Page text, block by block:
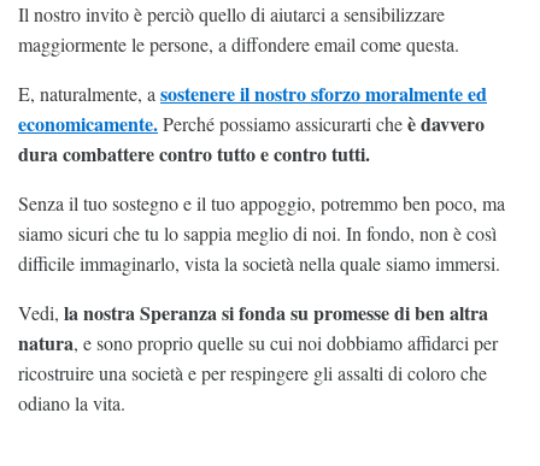
Il nostro invito è perciò quello di aiutarci a sensibilizzare
maggiormente le persone, a diffondere email come questa.
E, naturalmente, a sostenere il nostro sforzo moralmente ed
economicamente.Perché possiamo assicurarti cheè davvero
dura combattere contro tutto e contro tutti.
Senza il tuo sostegno e il tuo appoggio, potremmo ben poco, ma
siamo sicuri che tu lo sappia meglio di noi. In fondo, non è così
difficile immaginarlo, vista la società nella quale siamo immersi.
Vedi, la nostra Speranza si fonda su promesse di ben altra
natura, e sono proprio quelle su cui noi dobbiamo affidarci per
ricostruire una società e per respingere gli assalti di coloro che
odiano la vita.